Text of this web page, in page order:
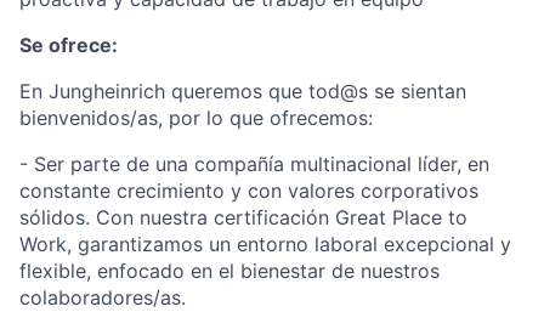
Se ofrece:
En Jungheinrich queremos que tod@s se sientan
bienvenidos/as, por lo que ofrecemos:
- Ser parte de una compañía multinacional líder, en
constante crecimiento y con valores corporativos
sólidos. Con nuestra certificación Great Place to
Work, garantizamos un entorno laboral excepcional y
flexible, enfocado en el bienestar de nuestros
colaboradores/as.